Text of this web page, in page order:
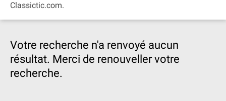
Classictic.com.
Votre recherche n'a renvoyé aucun
résultat. Merci de renouveller votre
recherche.